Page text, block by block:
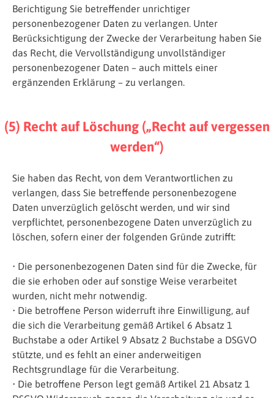
Berichtigung Sie betreffender unrichtiger
personenbezogener Daten zu verlangen. Unter
Berücksichtigung der Zwecke der Verarbeitung haben Sie
das Recht, die Vervollständigung unvollständiger
personenbezogener Daten – auch mittels einer
ergänzenden Erklärung – zu verlangen.
(5) Recht auf Löschung („Recht auf vergessen
werden“)
Sie haben das Recht, von dem Verantwortlichen zu
verlangen, dass Sie betreffende personenbezogene
Daten unverzüglich gelöscht werden, und wir sind
verpflichtet, personenbezogene Daten unverzüglich zu
löschen, sofern einer der folgenden Gründe zutrifft:
• Die personenbezogenen Daten sind für die Zwecke, für
die sie erhoben oder auf sonstige Weise verarbeitet
wurden, nicht mehr notwendig.
• Die betroffene Person widerruft ihre Einwilligung, auf
die sich die Verarbeitung gemäß Artikel 6 Absatz 1
Buchstabe a oder Artikel 9 Absatz 2 Buchstabe a DSGVO
stützte, und es fehlt an einer anderweitigen
Rechtsgrundlage für die Verarbeitung.
• Die betroffene Person legt gemäß Artikel 21 Absatz 1